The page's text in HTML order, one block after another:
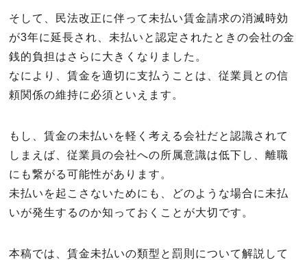
そして、民法改正に伴って未払い賃金請求の消滅時効
が3年に延長され、未払いと認定されたときの会社の金
銭的負担はさらに大きくなりました。
なにより、賃金を適切に支払うことは、従業員との信
頼関係の維持に必須といえます。
もし、賃金の未払いを軽く考える会社だと認識されて
しまえば、従業員の会社への所属意識は低下し、離職
にも繋がる可能性があります。
未払いを起こさないためにも、どのような場合に未払
いが発生するのか知っておくことが大切です。
本稿では、賃金未払いの類型と罰則について解説して